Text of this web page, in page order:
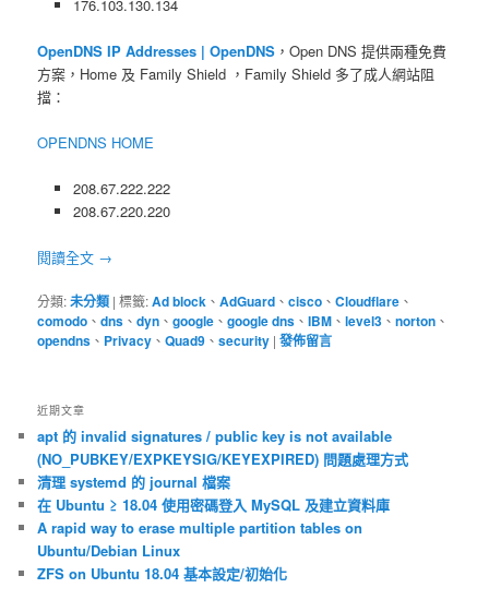
176.103.130.134
OpenDNS IP Addresses | OpenDNS ，Open DNS 提供兩種免費
方案，Home 及 Family Shield ，Family Shield 多了成人網站阻
擋：
OPENDNS HOME
208.67.222.222
208.67.220.220
閱讀全文 →
分類:未分類 |標籤:Ad block 、AdGuard 、cisco 、Cloudflare 、
comodo 、dns 、dyn 、google 、google dns 、IBM 、level3 、norton 、
opendns 、 Privacy 、Quad9 、security |發佈留言
近期文章
apt 的 invalid signatures / public key is not available
(NO_PUBKEY/EXPKEYSIG/KEYEXPIRED) 問題處理方式
清理 systemd 的 journal 檔案
在 Ubuntu ≥ 18.04 使用密碼登入 MySQL 及建立資料庫
A rapid way to erase multiple partition tables on
Ubuntu/Debian Linux
ZFS on Ubuntu 18.04 基本設定/初始化